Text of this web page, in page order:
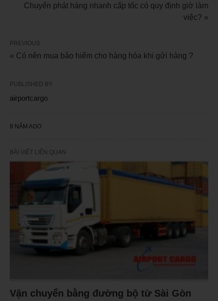
Chuyển phát hàng nhanh cấp tốc có quy định giờ làm
việc? »
PREVIOUS
« Có nên mua bảo hiểm cho hàng hóa khi gửi hàng ?
PUBLISHED BY
airportcargo
8 NĂM AGO
BÀI VIẾT LIÊN QUAN
Vận chuyển bằng đường bộ từ Sài Gòn